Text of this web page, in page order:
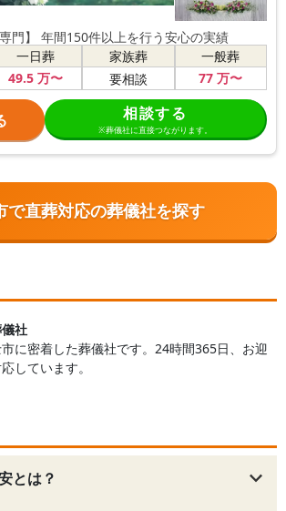
門】 年間150件以上を行う安心の実績
一日葬
49.5 万〜
家族葬
要相談
一般葬
77 万〜
相談する
※葬儀社に直接つながります。
で直葬対応の葬儀社を探す
社
に密着した葬儀社です。24時間365日、お迎
しています。
とは？